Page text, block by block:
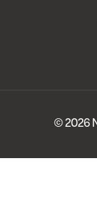
© 2026